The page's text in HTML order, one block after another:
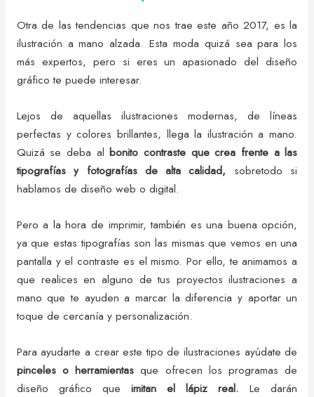
Otra de las tendencias que nos trae este año 2017, es la
ilustración a mano alzada. Esta moda quizá sea para los
más expertos, pero si eres un apasionado del diseño
gráfico te puede interesar.
Lejos de aquellas ilustraciones modernas, de líneas
perfectas y colores brillantes, llega la ilustración a mano.
Quizá se deba albonito contraste que crea frente a las
tipografías y fotografías de alta calidad, sobretodo si
hablamos de diseño web o digital.
Pero a la hora de imprimir, también es una buena opción,
ya que estas tipografías son las mismas que vemos en una
pantalla y el contraste es el mismo. Por ello, te animamos a
que realices en alguno de tus proyectos ilustraciones a
mano que te ayuden a marcar la diferencia y aportar un
toque de cercanía y personalización.
Para ayudarte a crear este tipo de ilustraciones ayúdate de
pinceles o herramientas que ofrecen los programas de
diseño gráfico que imitan el lápiz real. Le darán